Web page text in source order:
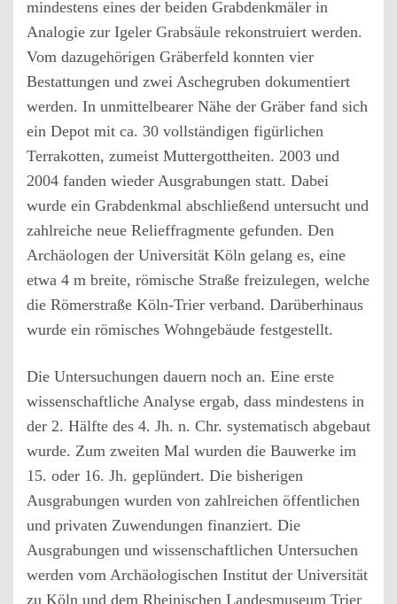
mindestens eines der beiden Grabdenkmäler in
Analogie zur Igeler Grabsäule rekonstruiert werden.
Vom dazugehörigen Gräberfeld konnten vier
Bestattungen und zwei Aschegruben dokumentiert
werden. In unmittelbearer Nähe der Gräber fand sich
ein Depot mit ca. 30 vollständigen figürlichen
Terrakotten, zumeist Muttergottheiten. 2003 und
2004 fanden wieder Ausgrabungen statt. Dabei
wurde ein Grabdenkmal abschließend untersucht und
zahlreiche neue Relieffragmente gefunden. Den
Archäologen der Universität Köln gelang es, eine
etwa 4 m breite, römische Straße freizulegen, welche
die Römerstraße Köln-Trier verband. Darüberhinaus
wurde ein römisches Wohngebäude festgestellt.
Die Untersuchungen dauern noch an. Eine erste
wissenschaftliche Analyse ergab, dass mindestens in
der 2. Hälfte des 4. Jh. n. Chr. systematisch abgebaut
wurde. Zum zweiten Mal wurden die Bauwerke im
15. oder 16. Jh. geplündert. Die bisherigen
Ausgrabungen wurden von zahlreichen öffentlichen
und privaten Zuwendungen finanziert. Die
Ausgrabungen und wissenschaftlichen Untersuchen
werden vom Archäologischen Institut der Universität
zu Köln und dem Rheinischen Landesmuseum Trier